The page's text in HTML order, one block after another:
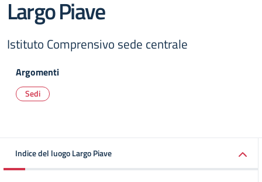
Largo Piave
Istituto Comprensivo sede centrale
Argomenti
Sedi
Indice del luogo Largo Piave